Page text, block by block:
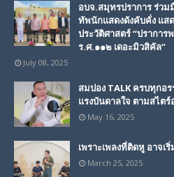
อบจ.สมุทรปราการ ร่ว
ทัพนักแสดงดังคับคั่ง แส
ประวัติศาสตร์ “ปรากา
ร.ศ.๑๑๒ เดอะมิวสิคัล”
July 08, 2025
สมปอง TALK ครบทุกอ
แรงบันดาลใจ ตามสไต
May 16, 2025
เพราะเพลงที่ติดหู อาจเ
March 25, 2025